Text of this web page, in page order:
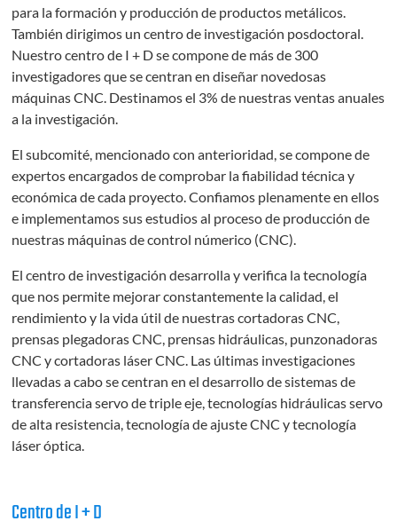
para la formación y producción de productos metálicos.
También dirigimos un centro de investigación posdoctoral.
Nuestro centro de I + D se compone de más de 300
investigadores que se centran en diseñar novedosas
máquinas CNC. Destinamos el 3% de nuestras ventas anuales
a la investigación.
El subcomité, mencionado con anterioridad, se compone de
expertos encargados de comprobar la fiabilidad técnica y
económica de cada proyecto. Confiamos plenamente en ellos
e implementamos sus estudios al proceso de producción de
nuestras máquinas de control númerico (CNC).
El centro de investigación desarrolla y verifica la tecnología
que nos permite mejorar constantemente la calidad, el
rendimiento y la vida útil de nuestras cortadoras CNC,
prensas plegadoras CNC, prensas hidráulicas, punzonadoras
CNC y cortadoras láser CNC. Las últimas investigaciones
llevadas a cabo se centran en el desarrollo de sistemas de
transferencia servo de triple eje, tecnologías hidráulicas servo
de alta resistencia, tecnología de ajuste CNC y tecnología
láser óptica.
Centro de I + D